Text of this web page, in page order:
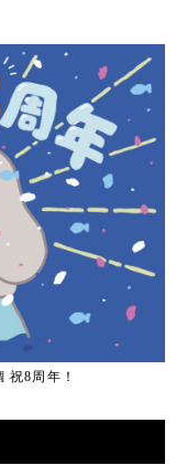
祝8周年！